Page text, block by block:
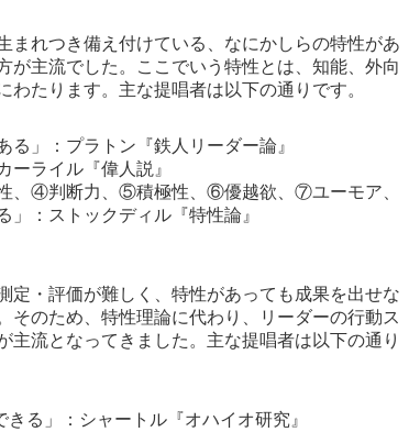
まれつき備え付けている、なにかしらの特性があ
が主流でした。ここでいう特性とは、知能、外向
たります。主な提唱者は以下の通りです。
る」：プラトン『鉄人リーダー論』
ーライル『偉人説』
、④判断力、⑤積極性、⑥優越欲、⑦ユーモア、
：ストックディル『特性論』
定・評価が難しく、特性があっても成果を出せな
そのため、特性理論に代わり、リーダーの行動ス
流となってきました。主な提唱者は以下の通り
きる」：シャートル『オハイオ研究』